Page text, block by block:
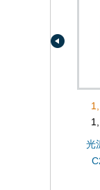
光